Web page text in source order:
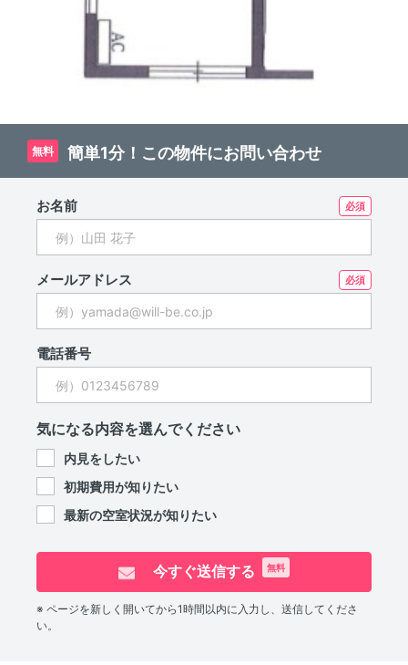
無料 簡単1分！この物件にお問い合わせ
お名前
メールアドレス
電話番号
気になる内容を選んでください
内見をしたい
初期費用が知りたい
最新の空室状況が知りたい
今すぐ送信する 無料
※ ページを新しく開いてから1時間以内に入力し、送信してくださ
い。